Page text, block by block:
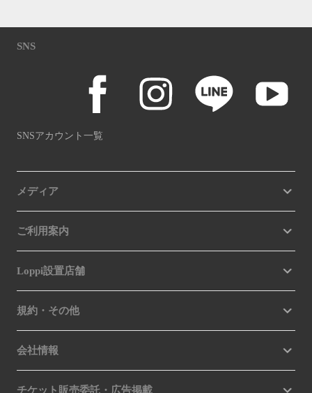
SNS
SNSアカウント一覧
メディア
ご利用案内
Loppi設置店舗
規約・その他
会社情報
チケット販売委託・広告掲載